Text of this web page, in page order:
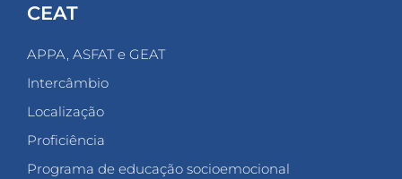
CEAT
APPA, ASFAT e GEAT
Intercâmbio
Localização
Proficiência
Programa de educação socioemocional